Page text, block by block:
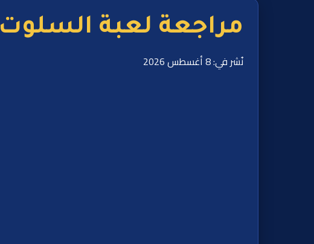
مراجعة لعبة السلوت Action Strike Vault
نُشر في: 8 أغسطس 2026